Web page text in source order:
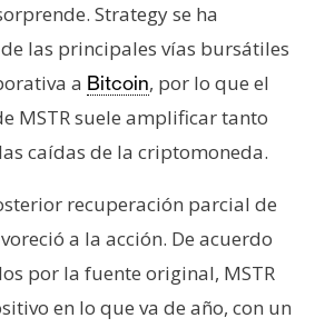
Strategy se ha
las principales vías bursátiles
a Bitcoin, por lo que el
MSTR suele amplificar tanto
caídas de la criptomoneda.
recuperación parcial de
a la acción. De acuerdo
por la fuente original, MSTR
en lo que va de año, con un